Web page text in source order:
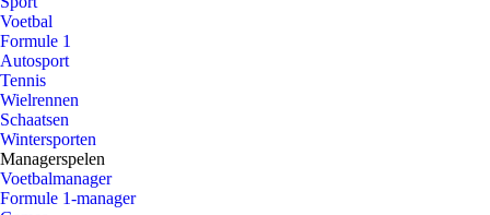
Voetbal
Formule 1
Autosport
Tennis
Wielrennen
Schaatsen
Wintersporten
Managerspelen
Voetbalmanager
Formule 1-manager